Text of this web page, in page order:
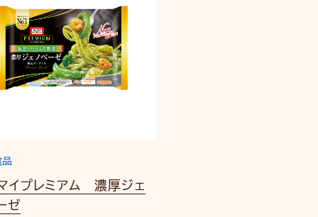
イプレミアム 濃厚ジェ
ゼ